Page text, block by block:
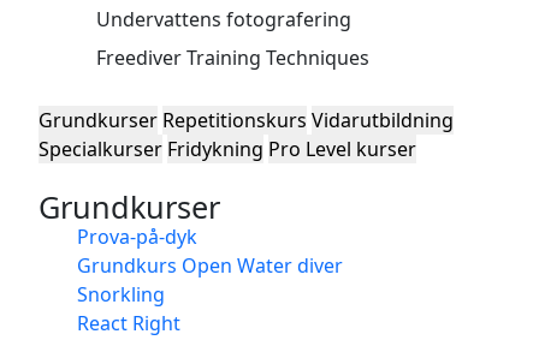
Undervattens fotografering
Freediver Training Techniques
Grundkurser Repetitionskurs Vidarutbildning
Specialkurser Fridykning Pro Level kurser
Grundkurser
Prova-på-dyk
Grundkurs Open Water diver
Snorkling
React Right